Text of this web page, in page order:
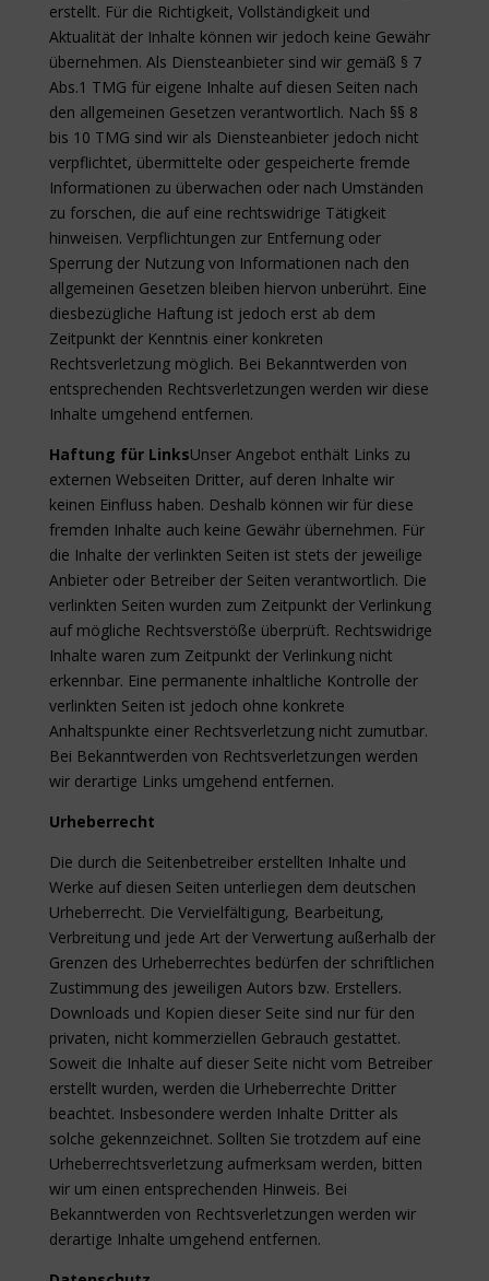
erstellt. Für die Richtigkeit, Vollständigkeit und
Aktualität der Inhalte können wir jedoch keine Gewähr
übernehmen. Als Diensteanbieter sind wir gemäß § 7
Abs.1 TMG für eigene Inhalte auf diesen Seiten nach
den allgemeinen Gesetzen verantwortlich. Nach §§ 8
bis 10 TMG sind wir als Diensteanbieter jedoch nicht
verpflichtet, übermittelte oder gespeicherte fremde
Informationen zu überwachen oder nach Umständen
zu forschen, die auf eine rechtswidrige Tätigkeit
hinweisen. Verpflichtungen zur Entfernung oder
Sperrung der Nutzung von Informationen nach den
allgemeinen Gesetzen bleiben hiervon unberührt. Eine
diesbezügliche Haftung ist jedoch erst ab dem
Zeitpunkt der Kenntnis einer konkreten
Rechtsverletzung möglich. Bei Bekanntwerden von
entsprechenden Rechtsverletzungen werden wir diese
Inhalte umgehend entfernen.
Haftung für LinksUnser Angebot enthält Links zu
externen Webseiten Dritter, auf deren Inhalte wir
keinen Einfluss haben. Deshalb können wir für diese
fremden Inhalte auch keine Gewähr übernehmen. Für
die Inhalte der verlinkten Seiten ist stets der jeweilige
Anbieter oder Betreiber der Seiten verantwortlich. Die
verlinkten Seiten wurden zum Zeitpunkt der Verlinkung
auf mögliche Rechtsverstöße überprüft. Rechtswidrige
Inhalte waren zum Zeitpunkt der Verlinkung nicht
erkennbar. Eine permanente inhaltliche Kontrolle der
verlinkten Seiten ist jedoch ohne konkrete
Anhaltspunkte einer Rechtsverletzung nicht zumutbar.
Bei Bekanntwerden von Rechtsverletzungen werden
wir derartige Links umgehend entfernen.
Urheberrecht
Die durch die Seitenbetreiber erstellten Inhalte und
Werke auf diesen Seiten unterliegen dem deutschen
Urheberrecht. Die Vervielfältigung, Bearbeitung,
Verbreitung und jede Art der Verwertung außerhalb der
Grenzen des Urheberrechtes bedürfen der schriftlichen
Zustimmung des jeweiligen Autors bzw. Erstellers.
Downloads und Kopien dieser Seite sind nur für den
privaten, nicht kommerziellen Gebrauch gestattet.
Soweit die Inhalte auf dieser Seite nicht vom Betreiber
erstellt wurden, werden die Urheberrechte Dritter
beachtet. Insbesondere werden Inhalte Dritter als
solche gekennzeichnet. Sollten Sie trotzdem auf eine
Urheberrechtsverletzung aufmerksam werden, bitten
wir um einen entsprechenden Hinweis. Bei
Bekanntwerden von Rechtsverletzungen werden wir
derartige Inhalte umgehend entfernen.